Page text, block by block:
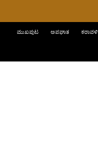
ಮುಖಪುಟ ಅಪಘಾತ ಕರಾವಳಿ